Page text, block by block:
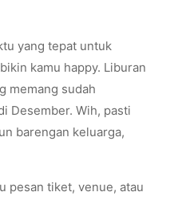
yang tepat untuk
kamu happy. Liburan
memang sudah
Desember. Wih, pasti
barengan keluarga,
pesan tiket, venue, atau